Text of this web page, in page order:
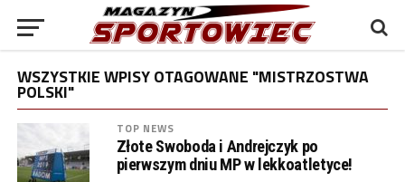
WSZYSTKIE WPISY OTAGOWANE "MISTRZOSTWA
POLSKI"
TOP NEWS
Złote Swoboda i Andrejczyk po
pierwszym dniu MP w lekkoatletyce!